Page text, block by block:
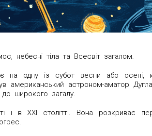
небесні тіла та Всесвіт загалом.
на одну із субот весни або осені,
американський астроном-аматор
широкого загалу.
і в XXI столітті. Вона розкриває